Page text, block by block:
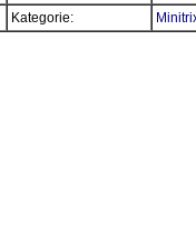
Kategorie: